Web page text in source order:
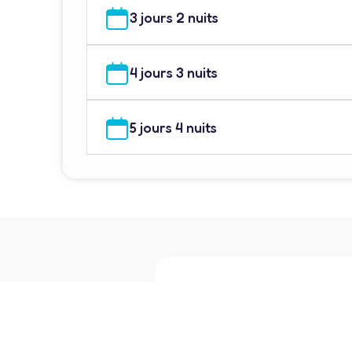
3 jours 2 nuits
4 jours 3 nuits
5 jours 4 nuits